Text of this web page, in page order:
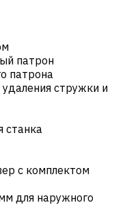
патрон
патрона
стружки и
станка
с комплектом
для наружного